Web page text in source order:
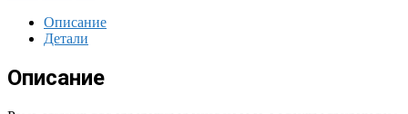
Описание
Детали
Описание